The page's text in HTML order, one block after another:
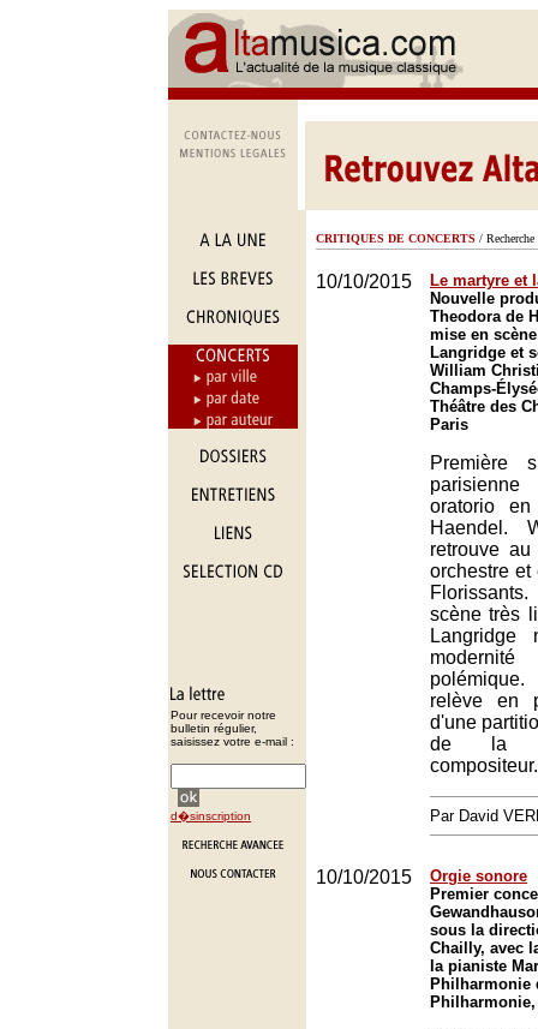
Pour recevoir notre
bulletin régulier,
saisissez votre e-mail :
d�sinscription
CRITIQUES DE CONCERTS / Recherche
10/10/2015
Le martyre et
Nouvelle
Theodora de
mise en
Langridge et
William
Champs-
Théâtre des
Paris
Première
oratorio
Haendel.
retrouve
orchestre
scène très
Langridge
relève en
d'une
de la
compositeur.
Par David
10/10/2015
Orgie sonore
Premier
sous la
Chailly, avec
la pianiste
Philharmonie